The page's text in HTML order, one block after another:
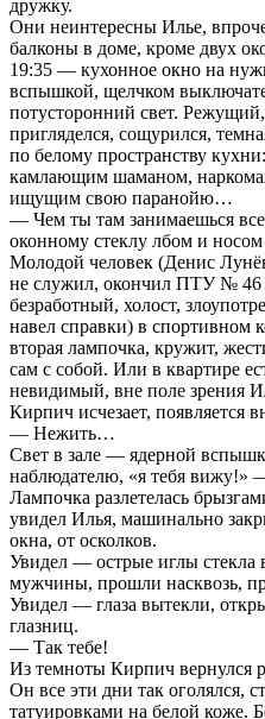
дружку.
Они неинтересны Илье,
балконы в доме, кроме двух
19:35 — кухонное окно на
вспышкой, щелчком
потусторонний свет.
пригляделся, сощурился,
по белому пространству
камлающим шаманом,
ищущим свою паранойю…
— Чем ты там занимаешься
оконному стеклу лбом и
Молодой человек (Денис
не служил, окончил ПТУ № 46
безработный, холост,
навел справки) в спортивном
вторая лампочка, кружит,
сам с собой. Или в квартире
невидимый, вне поле зрения
Кирпич исчезает, появляется
— Нежить…
Свет в зале — ядерной
наблюдателю, «я тебя вижу!»
Лампочка разлетелась
увидел Илья, машинально
окна, от осколков.
Увидел — острые иглы стекла
мужчины, прошли насквозь,
Увидел — глаза вытекли,
глазниц.
— Так тебе!
Из темноты Кирпич вернулся
Он все эти дни так оголялся,
татуировками на белой коже.